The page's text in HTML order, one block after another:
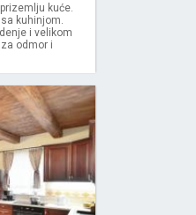
kuće.
kuhinjom.
i velikom
odmor i